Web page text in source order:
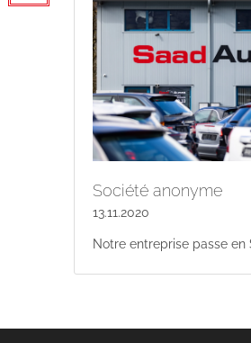
Société anonyme
13.11.2020
Notre entreprise passe en